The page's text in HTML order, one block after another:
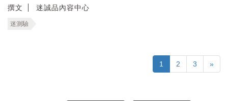
撰文 迷誠品內容中心
迷測驗
1 2 3 »